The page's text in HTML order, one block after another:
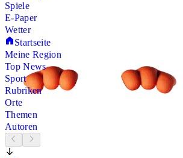
Spiele
E-Paper
Wetter
Startseite
Meine Region
Top News
Sport
Rubriken
Orte
Themen
Autoren